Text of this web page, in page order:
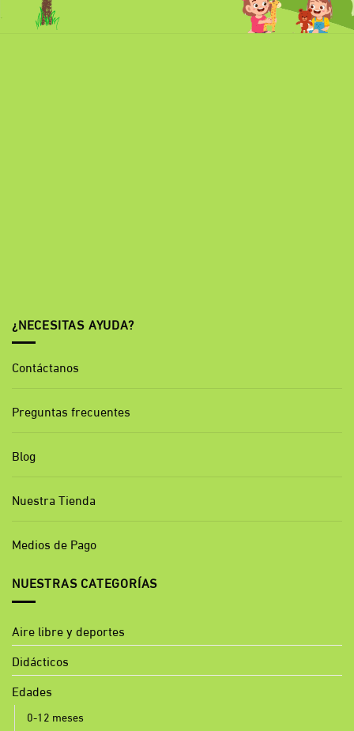
¿NECESITAS AYUDA?
Contáctanos
Preguntas frecuentes
Blog
Nuestra Tienda
Medios de Pago
NUESTRAS CATEGORÍAS
Aire libre y deportes
Didácticos
Edades
0-12 meses